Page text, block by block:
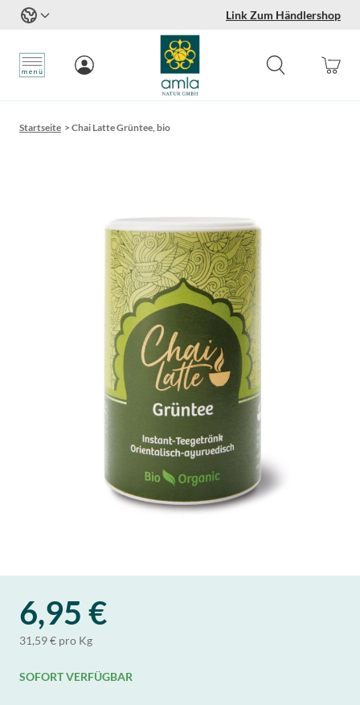
Link Zum Händlershop
Startseite > Chai Latte Grüntee, bio
6,95 €
31,59 € pro Kg
SOFORT VERFÜGBAR